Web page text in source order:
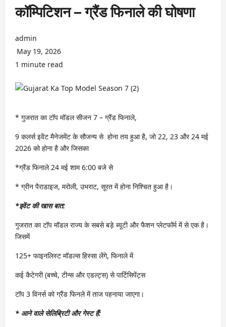
कॉम्पिटिशन – ग्रैंड फिनाले की घोषणा
admin
May 19, 2026
1 minute read
* गुजरात का टॉप मॉडल सीजन 7 – ग्रैंड फिनाले,
9 कलर्स इवेंट मैनेजमेंट के सौजन्य से होना तय हुआ है, जो 22, 23 और 24 मई
2026 को होना है और जिसका
*ग्रैंड फिनाले 24 मई शाम 6:00 बजे से
* ग्रीन पैराडाइज, मरोली, उभराट, सूरत में होना निश्चित हुआ है।
*इवेंट की खास बात:
गुजरात का टॉप मॉडल राज्य के सबसे बड़े ब्यूटी और फैशन प्लेटफॉर्म में से एक है।
जिसमें
125+ फाइनलिस्ट मॉडल्स हिस्सा लेंगे, फिनाले में
कई कैटेगरी (बच्चे, टीन्स और एडल्ट्स) से पार्टिसिपेंट्स
टॉप 3 विनर्स को ग्रैंड फिनले में ताज पहनाया जाएगा।
* आने वाले सेलिब्रिटी और गेस्ट हैं: